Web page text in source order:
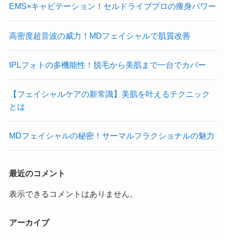
EMS×キャビテーション！セルドライブプロの痩身パワー
高密度超音波の威力！MDフェイシャルで肌質改善
IPLフォトの多機能性！脱毛から美肌まで一台でカバー
【フェイシャルケアの新常識】美肌を叶えるテクニック
とは
MDフェイシャルの秘密！サーマルフラクショナルの魅力
最近のコメント
表示できるコメントはありません。
アーカイブ